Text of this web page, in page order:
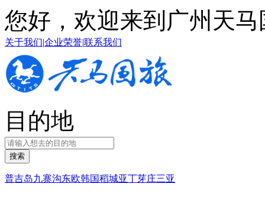
您好，欢迎来到广州天
关于我们|企业荣誉|联系我们
目的地
搜索
普吉岛九寨沟东欧韩国稻城亚丁芽庄三亚